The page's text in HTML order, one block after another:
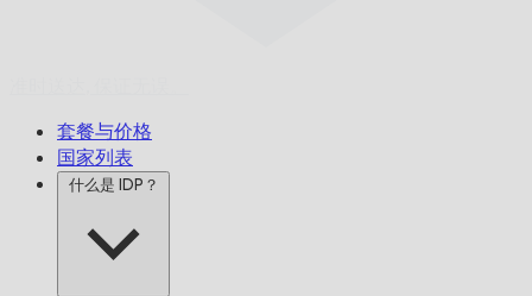
套餐与价格
国家列表
什么是 IDP？